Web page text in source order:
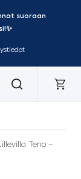
suoraan
Teno –